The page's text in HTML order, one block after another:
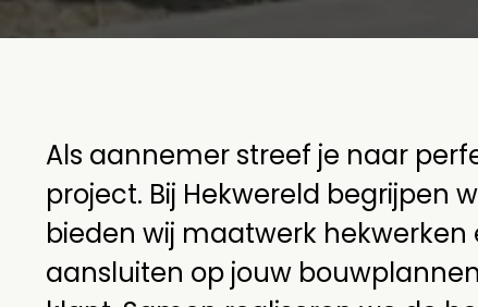
Als aannemer streef je naar
project. Bij Hekwereld begrijpen
bieden wij maatwerk
aansluiten op jouw